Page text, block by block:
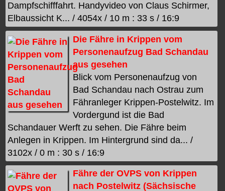
Dampfschifffahrt. Handyvideo von Claus Schirmer,
Elbaussicht K... / 4054x / 10 m : 33 s / 16:9
Die Fähre in Krippen vom
Personenaufzug Bad Schandau
aus gesehen
Blick vom Personenaufzug von
Bad Schandau nach Ostrau zum
Fähranleger Krippen-Postelwitz. Im
Vordergund ist die Bad
Schandauer Werft zu sehen. Die Fähre beim
Anlegen in Krippen. Im Hintergrund sind da... /
3102x / 0 m : 30 s / 16:9
Fähre der OVPS von Krippen
nach Postelwitz (Sächsische